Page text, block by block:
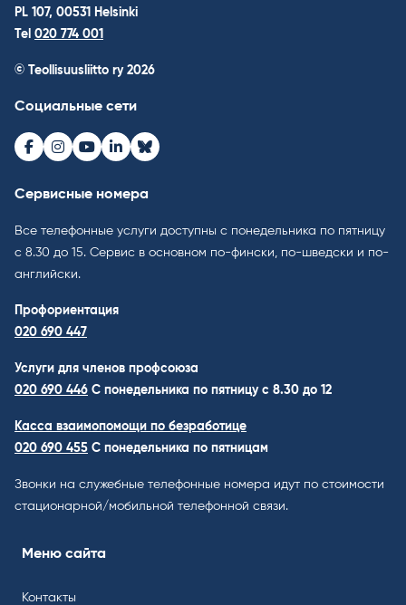
PL 107, 00531 Helsinki
Tel 020 774 001
© Teollisuusliitto ry 2026
Социальные сети
Facebook
Instagram
Youtube
LinkedInBluesky
Сервисные номера
Все телефонные услуги доступны с понедельника по пятницу
с 8.30 до 15. Cервис в основном по-фински, по-шведски и по-
английски.
Профориентация
020 690 447
Услуги для членов профсоюза
020 690 446 C понедельника по пятницу с 8.30 до 12
Касса взаимопомощи по безработице
020 690 455 С понедельника по пятницам
Звонки на служебные телефонные номера идут по стоимости
стационарной/мобильной телефонной связи.
Меню сайта
Контакты